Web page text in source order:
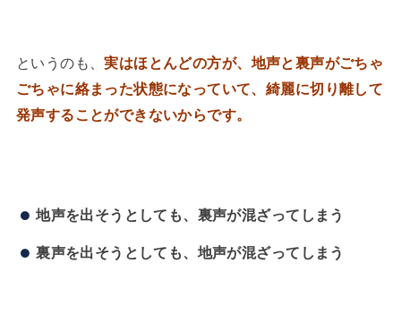
というのも、実はほとんどの方が、地声と裏声がごちゃ
ごちゃに絡まった状態になっていて、綺麗に切り離して
発声することができないからです。
地声を出そうとしても、裏声が混ざってしまう
裏声を出そうとしても、地声が混ざってしまう